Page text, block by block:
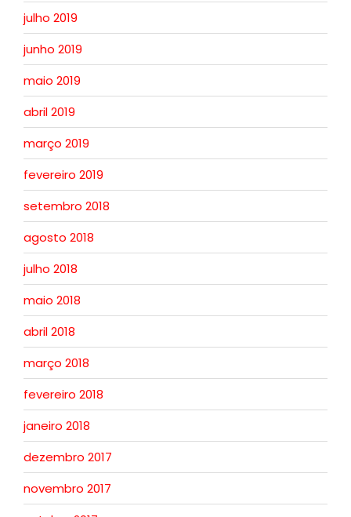
julho 2019
junho 2019
maio 2019
abril 2019
março 2019
fevereiro 2019
setembro 2018
agosto 2018
julho 2018
maio 2018
abril 2018
março 2018
fevereiro 2018
janeiro 2018
dezembro 2017
novembro 2017